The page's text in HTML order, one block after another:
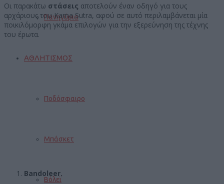
Πανηγύρια
ΑΘΛΗΤΙΣΜΟΣ
Ποδόσφαιρο
Μπάσκετ
Βόλεϊ
Οι παρακάτω στάσεις αποτελούν έναν οδηγό για τους
αρχάριους του Kama Sutra, αφού σε αυτό περιλαμβάνεται μία
ποικιλόμορφη γκάμα επιλογών για την εξερεύνηση της τέχνης
του έρωτα.
Bandoleer.